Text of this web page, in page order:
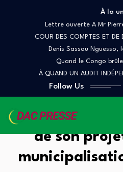
À la
Lettre ouverte A Mr
COUR DES COMPTES ET DE
Denis Sassou
Quand le Congo
À QUAND UN AUDIT
Follow Us
Congo-
de son